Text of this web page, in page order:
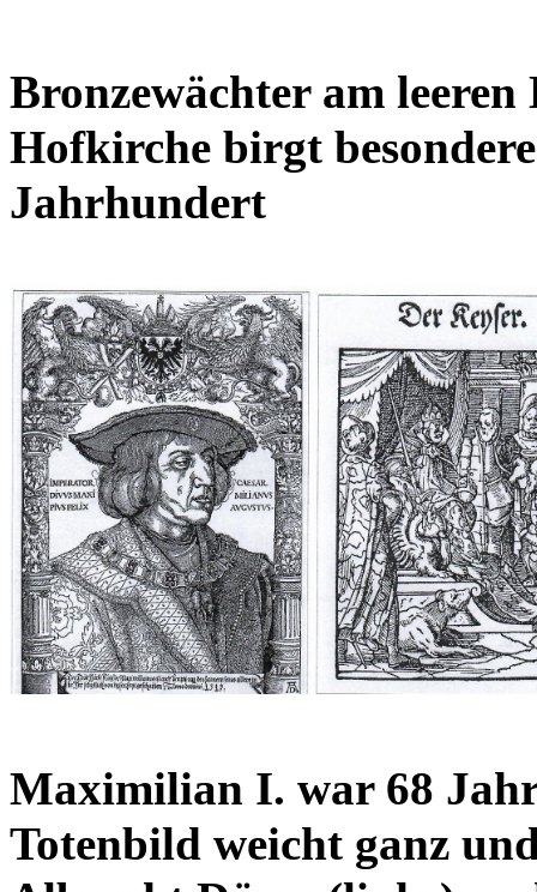
Bronzewächter am
Hofkirche birgt
Jahrhundert
Maximilian I. war 68
Totenbild weicht ganz